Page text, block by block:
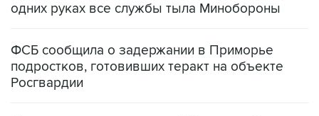
одних руках все службы тыла Минобороны
ФСБ сообщила о задержании в Приморье
подростков, готовивших теракт на объекте
Росгвардии